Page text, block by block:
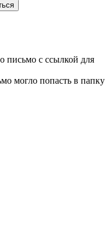
письмо с ссылкой для
могло попасть в папку